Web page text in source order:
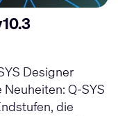
Designer
Q-SYS
die